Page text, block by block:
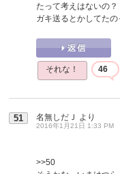
たって考えはないの
ガキ送るとかしてた
それな！ 46
51 名無しだＪ より
2016年1月21日 1:33 PM
>>50